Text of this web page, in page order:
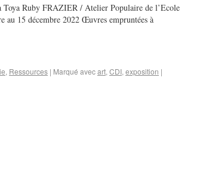
Ruby FRAZIER / Atelier Populaire de l’Ecole
au 15 décembre 2022 Œuvres empruntées à
, Ressources | Marqué avecart, CDI, exposition |